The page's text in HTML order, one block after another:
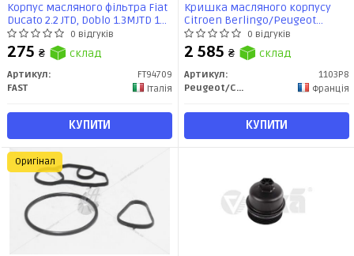
Корпус масляного фільтра Fiat
Ducato 2.2 JTD, Doblo 1.3MJTD 16v
(04-11)/Qubo 1.4 8v (07-)
кришка (FT94709) Fast
0 відгуків
275 ₴ склад
Артикул:
FT94709
FAST
Італія
КУПИТИ
Кришка масляного корпусу
Citroen Berlingo/Peugeot
Partner EP6C B (1103 P8)
Citroen/Peugeot
0 відгуків
2 585 ₴ склад
Артикул:
1103P8
Peugeot/Citroen
Франція
КУПИТИ
Оригінал